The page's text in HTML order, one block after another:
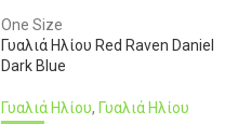
One Size
Γυαλιά Ηλίου Red Raven Daniel
Dark Blue
Γυαλιά Ηλίου, Γυαλιά Ηλίου